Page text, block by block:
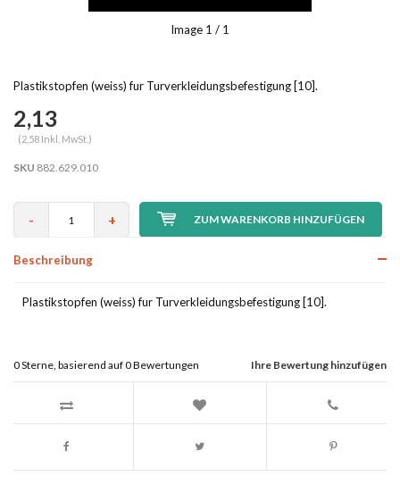
Image 1 / 1
Plastikstopfen (weiss) fur Turverkleidungsbefestigung [10].
2,13
(2,58 Inkl. MwSt.)
SKU 882.629.010
- + ZUM WARENKORB HINZUFÜGEN
Beschreibung
Plastikstopfen (weiss) fur Turverkleidungsbefestigung [10].
Ihre Bewertung hinzufügen
0Sterne, basierend auf0Bewertungen